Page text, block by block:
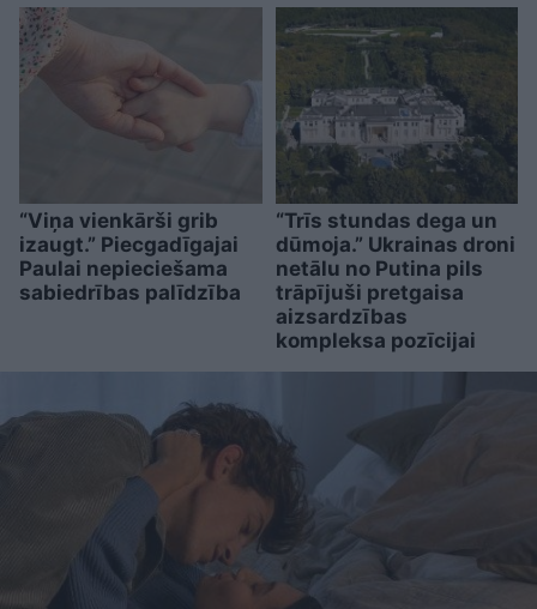
“Viņa vienkārši grib
izaugt.” Piecgadīgajai
Paulai nepieciešama
sabiedrības palīdzība
“Trīs stundas dega un
dūmoja.” Ukrainas droni
netālu no Putina pils
trāpījuši pretgaisa
aizsardzības
kompleksa pozīcijai